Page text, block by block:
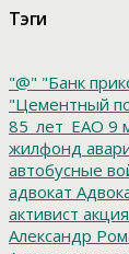
Тэги
"@" "Банк
"Цементный
85_лет_ЕАО 9
жилфонд
автобусные
адвокат
активист акция
Александр